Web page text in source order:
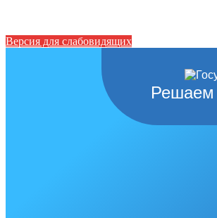
Версия для слабовидящих
Решаем